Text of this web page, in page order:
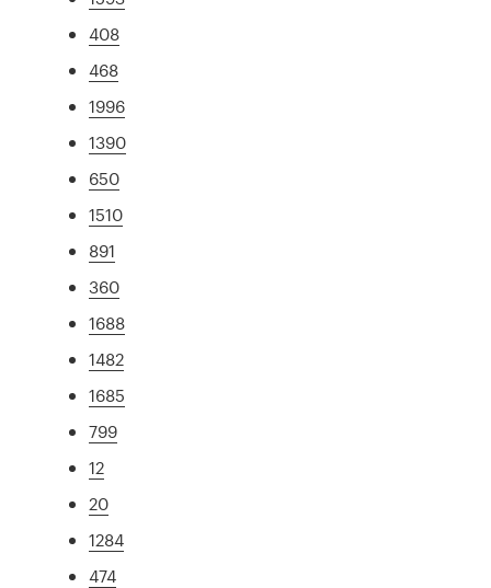
408
468
1996
1390
650
1510
891
360
1688
1482
1685
799
12
20
1284
474